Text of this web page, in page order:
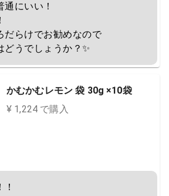
にいい！
だらけでお勧めなので
どうでしょうか？✨
かむかむレモン 袋 30g ×10袋
¥ 1,224 で購入